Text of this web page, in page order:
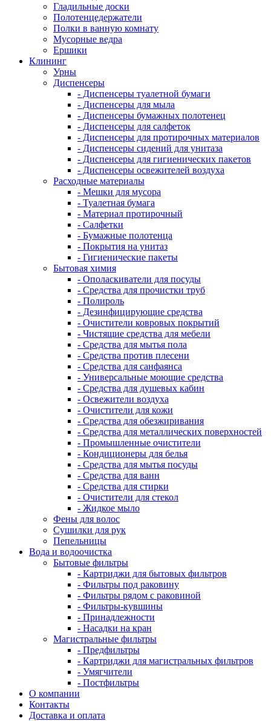
Гладильные доски
Полотенцедержатели
Полки в ванную комнату
Мусорные ведра
Ершики
Клининг
Урны
Диспенсеры
- Диспенсеры туалетной бумаги
- Диспенсеры для мыла
- Диспенсеры бумажных полотенец
- Диспенсеры для салфеток
- Диспенсеры для протирочных материалов
- Диспенсеры сидений для унитаза
- Диспенсеры для гигиенических пакетов
- Диспенсеры освежителей воздуха
Расходные материалы
- Мешки для мусора
- Туалетная бумага
- Материал протирочный
- Салфетки
- Бумажные полотенца
- Покрытия на унитаз
- Гигиенические пакеты
Бытовая химия
- Ополаскиватели для посуды
- Средства для прочистки труб
- Полироль
- Дезинфицирующие средства
- Очистители ковровых покрытий
- Чистящие средства для мебели
- Средства для мытья пола
- Средства против плесени
- Средства для санфаянса
- Универсальные моющие средства
- Средства для душевых кабин
- Освежители воздуха
- Очистители для кожи
- Средства для обезжиривания
- Средства для металлических поверхностей
- Промышленные очистители
- Кондиционеры для белья
- Средства для мытья посуды
- Средства для ванн
- Средства для стирки
- Очистители для стекол
- Жидкое мыло
Фены для волос
Сушилки для рук
Пепельницы
Вода и водоочистка
Бытовые фильтры
- Картриджи для бытовых фильтров
- Фильтры под раковину
- Фильтры рядом с раковиной
- Фильтры-кувшины
- Принадлежности
- Насадки на кран
Магистральные фильтры
- Предфильтры
- Картриджи для магистральных фильтров
- Умягчители
- Постфильтры
О компании
Контакты
Доставка и оплата